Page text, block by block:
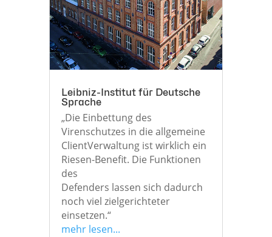
Leibniz-Institut für Deutsche
Sprache
„Die Einbettung des
Virenschutzes in die allgemeine
ClientVerwaltung ist wirklich ein
Riesen-Benefit. Die Funktionen
des
Defenders lassen sich dadurch
noch viel zielgerichteter
einsetzen.“
mehr lesen...